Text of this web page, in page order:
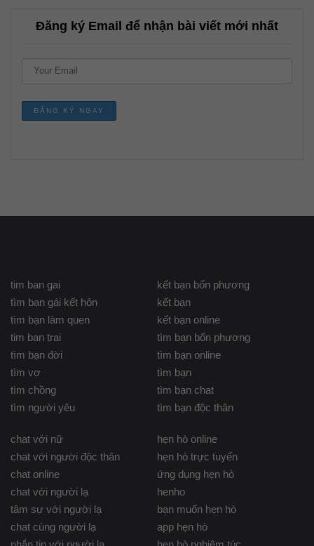
Đăng ký Email để nhận bài viết mới nhất
tim ban gai
tìm bạn gái kết hôn
tìm bạn làm quen
tim ban trai
tìm bạn đời
tìm vợ
tìm chồng
tìm người yêu
kết bạn bốn phương
kết bạn
kết bạn online
tìm bạn bốn phương
tìm bạn online
tìm bạn
tìm bạn chat
tìm bạn độc thân
chat với nữ
chat với người độc thân
chat online
chat với người lạ
tâm sự với người lạ
chat cùng người lạ
hẹn hò online
hẹn hò trực tuyến
ứng dụng hẹn hò
henho
bạn muốn hẹn hò
app hẹn hò